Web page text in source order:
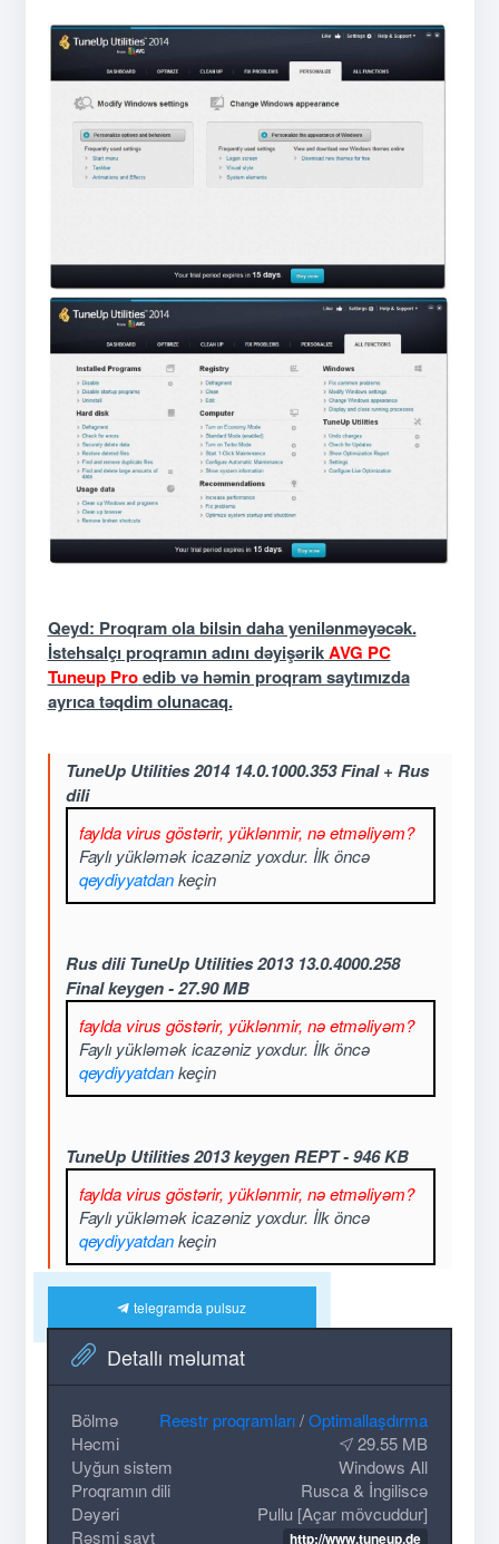
Qeyd: Proqram ola bilsin daha yenilənməyəcək.
İstehsalçı proqramın adını dəyişərikAVG PC
Tuneup Proedib və həmin proqram saytımızda
ayrıca təqdim olunacaq.
TuneUp Utilities 2014 14.0.1000.353 Final + Rus
dili
faylda virus göstərir, yüklənmir, nə etməliyəm?
Faylı yükləmək icazəniz yoxdur. İlk öncə
qeydiyyatdankeçin
Rus dili TuneUp Utilities 2013 13.0.4000.258
Final keygen - 27.90 MB
faylda virus göstərir, yüklənmir, nə etməliyəm?
Faylı yükləmək icazəniz yoxdur. İlk öncə
qeydiyyatdankeçin
TuneUp Utilities 2013 keygen REPT - 946 KB
faylda virus göstərir, yüklənmir, nə etməliyəm?
Faylı yükləmək icazəniz yoxdur. İlk öncə
qeydiyyatdankeçin
telegramda pulsuz
Detallı məlumat
Bölmə Reestr proqramları/Optimallaşdırma
Həcmi
29.55 MB
Uyğun sistem
Windows All
Proqramın dili
Rusca & İngiliscə
Dəyəri
Pullu [Açar mövcuddur]
Rəsmi sayt
http://www.tuneup.de